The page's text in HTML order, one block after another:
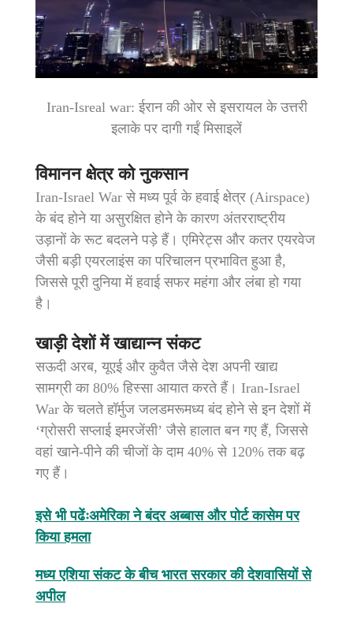
Iran-Isreal war: ईरान की ओर से इसरायल के उत्तरी
इलाके पर दागी गईं मिसाइलें
विमानन क्षेत्र को नुकसान
Iran-Israel War से मध्य पूर्व के हवाई क्षेत्र (Airspace)
के बंद होने या असुरक्षित होने के कारण अंतरराष्ट्रीय
उड़ानों के रूट बदलने पड़े हैं। एमिरेट्स और कतर एयरवेज
जैसी बड़ी एयरलाइंस का परिचालन प्रभावित हुआ है,
जिससे पूरी दुनिया में हवाई सफर महंगा और लंबा हो गया
है।
खाड़ी देशों में खाद्यान्न संकट
सऊदी अरब, यूएई और कुवैत जैसे देश अपनी खाद्य
सामग्री का 80% हिस्सा आयात करते हैं। Iran-Israel
War के चलते हॉर्मुज जलडमरूमध्य बंद होने से इन देशों में
‘ग्रोसरी सप्लाई इमरजेंसी’ जैसे हालात बन गए हैं, जिससे
वहां खाने-पीने की चीजों के दाम 40% से 120% तक बढ़
गए हैं।
इसे भी पढेंःअमेरिका ने बंदर अब्बास और पोर्ट कासेम पर
किया हमला
मध्य एशिया संकट के बीच भारत सरकार की देशवासियों से
अपील